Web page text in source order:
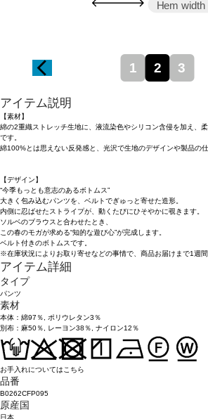
Hem width
1 2 3
アイテム説明
【素材】
綿の2重織ストレッチ生地に、液流染色やシリコン含侵を加え、
です。
綿100%とは思えない反発感と、光沢で生地のデザインや製品の
【デザイン】
“今季もっとも意志のあるボトムス”
大きく包み込むパンツを、ベルトでぎゅっと寄せた造形。
内側に忍ばせたストライプが、動くたびにひそやかに覗きます。
ソルベのブラウスと合わせたとき、
この春のモガが求める“知的な遊び心”が完成します。
ベルト付きのボトムスです。
※在庫状況によりお取り寄せなどの事情で、商品お届けまで1週間
アイテム詳細
タイプ
パンツ
素材
本体：綿97％, ポリウレタン3％
別布：麻50％, レーヨン38％, ナイロン12％
お手入れについてはこちら
品番
B0262CFP095
原産国